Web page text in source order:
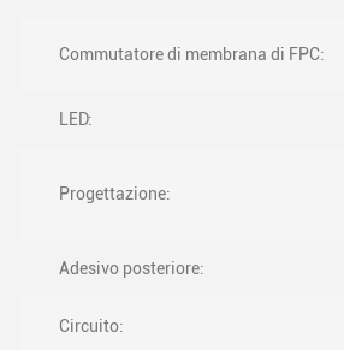
Commutatore di membrana di FPC:
LED:
Progettazione:
Adesivo posteriore:
Circuito: